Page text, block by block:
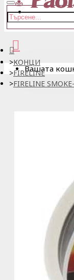
Вашата
КОНЦИ
FIRELINE
FIRELINE